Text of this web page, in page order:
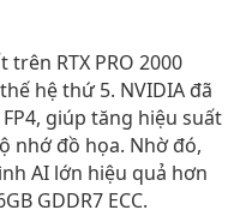
RTX PRO 2000
hệ thứ 5. NVIDIA đã
giúp tăng hiệu suất
nhớ đồ họa. Nhờ đó,
AI lớn hiệu quả hơn
GDDR7 ECC.